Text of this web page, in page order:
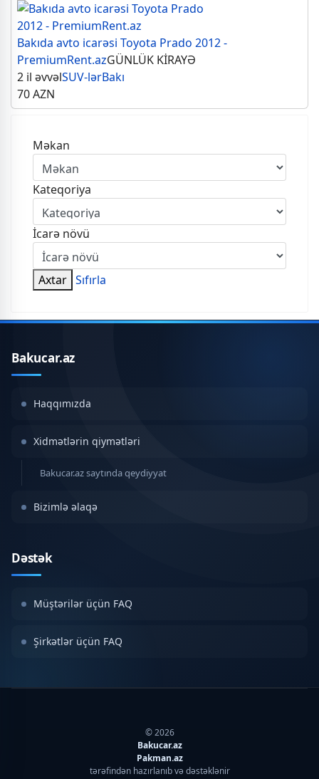
Bakıda avto icarəsi Toyota Prado 2012 -
PremiumRent.azGÜNLÜK KİRAYƏ
2 il əvvəlSUV-lərBakı
70AZN
Məkan
Kateqoriya
İcarə növü
Axtar Sıfırla
Bakucar.az
Haqqımızda
Xidmətlərin qiymətləri
Bakucar.az saytında qeydiyyat
Bizimlə əlaqə
Dəstək
Müştərilər üçün FAQ
Şirkətlər üçün FAQ
© 2026
Bakucar.az
Pakman.az
tərəfindən hazırlanıb və dəstəklənir